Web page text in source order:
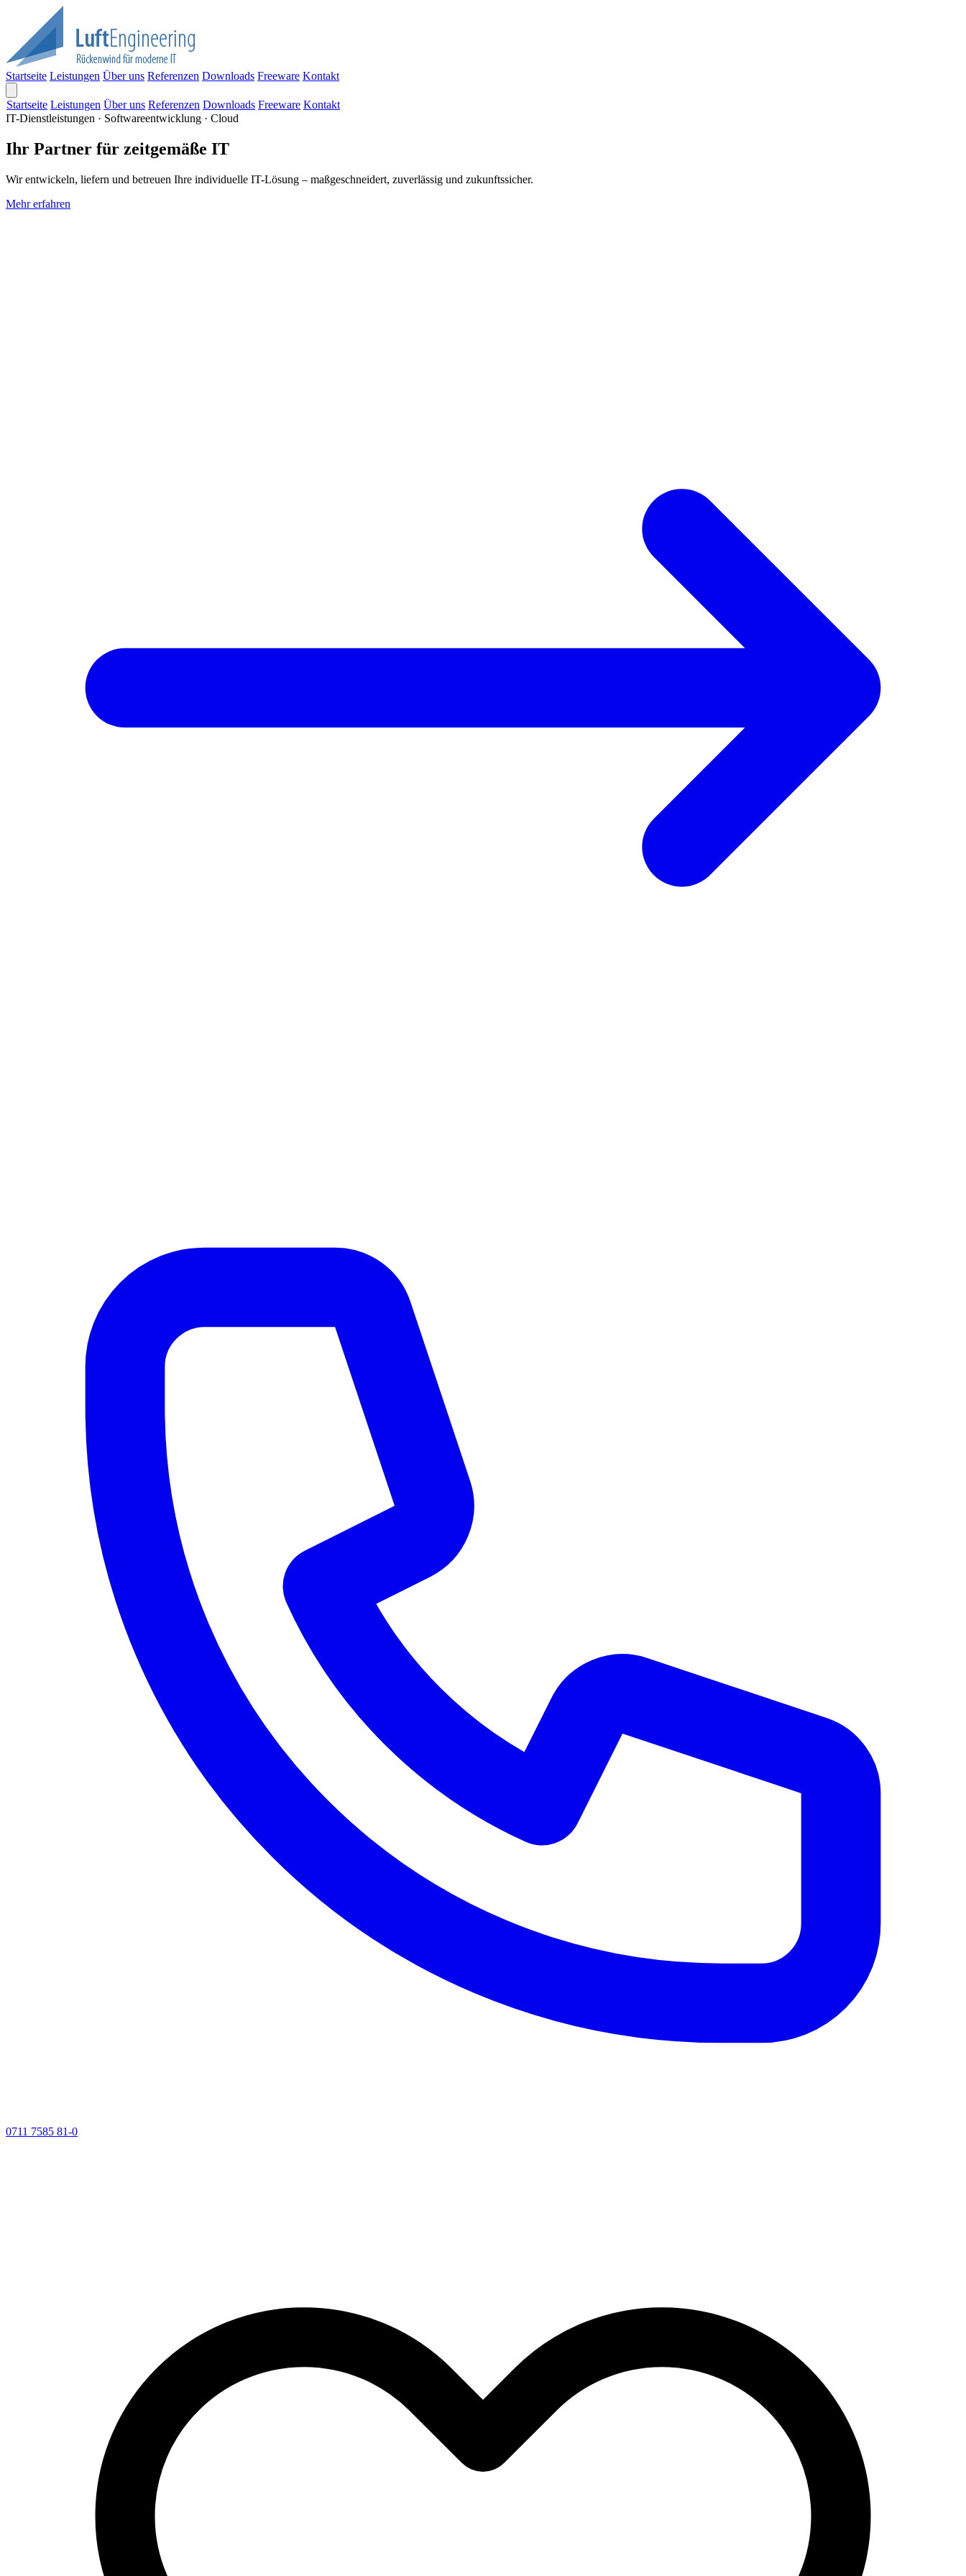
Startseite Leistungen Über uns Referenzen Downloads Freeware Kontakt
Startseite Leistungen Über uns Referenzen Downloads Freeware Kontakt
IT-Dienstleistungen · Softwareentwicklung · Cloud
Ihr Partner für zeitgemäße IT
Wir entwickeln, liefern und betreuen Ihre individuelle IT-Lösung – maßgeschneidert, zuverlässig und zukunftssicher.
Mehr erfahren
0711 7585 81-0